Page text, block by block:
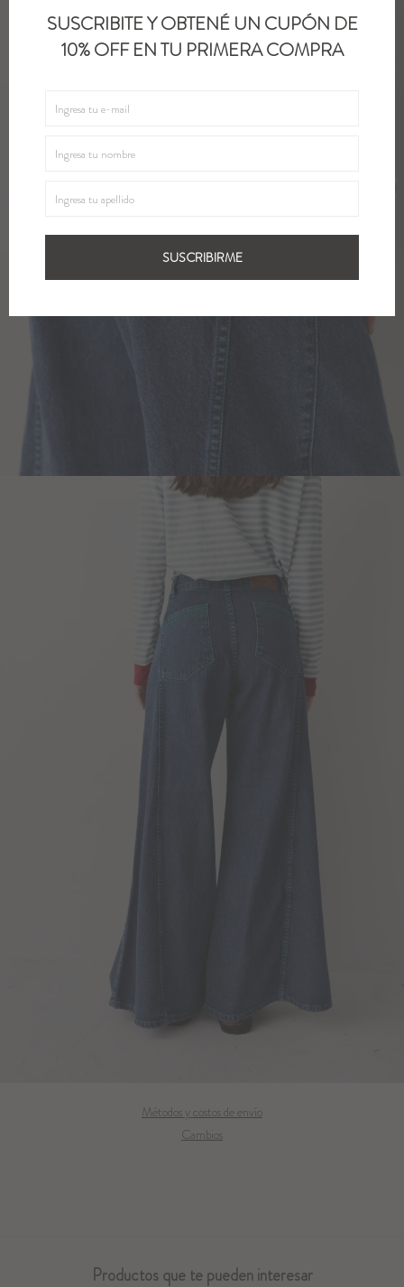
SUSCRIBITE Y OBTENÉ UN CUPÓN DE
10% OFF EN TU PRIMERA COMPRA
SUSCRIBIRME
Métodos y costos de envío
Cambios
Productos que te pueden interesar